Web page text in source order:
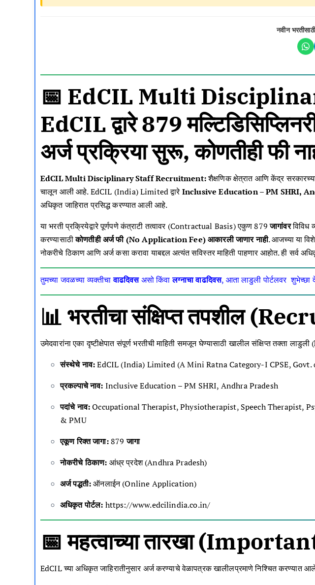
नवीन
📅 EdCIL Multi
EdCIL द्वारे 879
अर्ज प्रक्रिया सुरू, कोणतीही फी
EdCIL Multi Disciplinary Staff Recruitment:शैक्षणिक क्षेत्रात आणि केंद्र
चालून आली आहे. EdCIL (India) Limited द्वारेInclusive Education – PM SHRI,
अधिकृत जाहिरात प्रसिद्ध करण्यात आली आहे.
या भरती प्रक्रियेद्वारे पूर्णपणे कंत्राटी तत्वावर (Contractual Basis) एकुण 879जागांवरविविध
करण्यासाठीकोणतीही अर्ज फी (No Application Fee) आकारली जाणार नाही. आजच्या या
नोकरीचे ठिकाण आणि अर्ज कसा करावा याबद्दल अत्यंत सविस्तर माहिती पाहणार आहोत. ही सर्व
तुमच्या जवळच्या व्यक्तीचावाढदिवसअसो किंवालग्नाचा वाढदिवस, आता लाडुली पोर्टलवर
📊 भरतीचा संक्षिप्त तपशील
उमेदवारांना एका दृष्टीक्षेपात संपूर्ण भरतीची माहिती समजून घेण्यासाठी खालील संक्षिप्त तक्ता लाडुली (
संस्थेचे नाव:EdCIL (India) Limited (A Mini Ratna Category-I CPSE, Govt.
प्रकल्पाचे नाव: Inclusive Education – PM SHRI, Andhra Pradesh
पदांचे नाव:Occupational Therapist, Physiotherapist, Speech Therapist,
& PMU
एकूण रिक्त जागा:879 जागा
नोकरीचे ठिकाण: आंध्र प्रदेश (Andhra Pradesh)
अर्ज पद्धती:ऑनलाईन (Online Application)
अधिकृत पोर्टल: https://www.edcilindia.co.in/
📅 महत्वाच्या तारखा
EdCIL च्या अधिकृत जाहिरातीनुसार अर्ज करण्याचे वेळापत्रक खालीलप्रमाणे निश्चित करण्यात